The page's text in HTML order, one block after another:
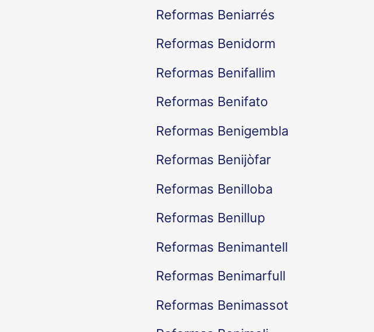
Reformas Beniarrés
Reformas Benidorm
Reformas Benifallim
Reformas Benifato
Reformas Benigembla
Reformas Benijòfar
Reformas Benilloba
Reformas Benillup
Reformas Benimantell
Reformas Benimarfull
Reformas Benimassot